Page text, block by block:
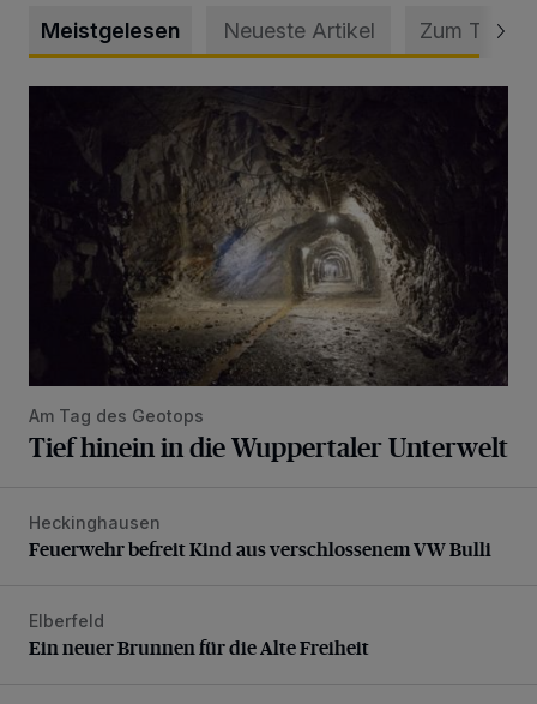
Meistgelesen Neueste Artikel Zum Thema
Am Tag des Geotops
Tief hinein in die Wuppertaler Unterwelt
Feuerwehr befreit Kind aus verschlossenem VW Bulli
Heckinghausen
Feuerwehr befreit Kind aus verschlossenem VW Bulli
Ein neuer Brunnen für die Alte Freiheit
Elberfeld
Ein neuer Brunnen für die Alte Freiheit